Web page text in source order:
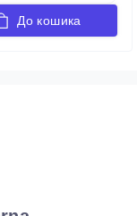
До кошика